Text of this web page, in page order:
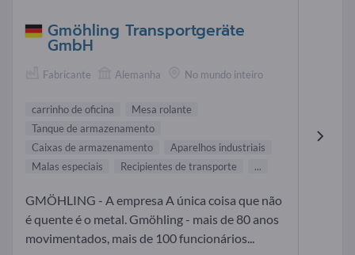
Gmöhling Transportgeräte
GmbH
Fabricante Alemanha No mundo inteiro
carrinho de oficina
Mesa rolante
Tanque de armazenamento
Caixas de armazenamento
Aparelhos industriais
Malas especiais
Recipientes de transporte ...
GMÖHLING - A empresa A única coisa que não
é quente é o metal. Gmöhling - mais de 80 anos
movimentados, mais de 100 funcionários...